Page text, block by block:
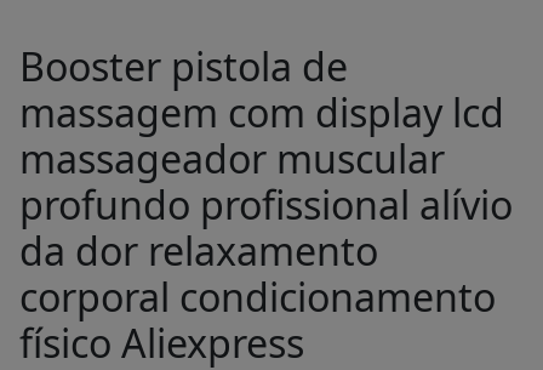
Booster pistola de
massagem com display lcd
massageador muscular
profundo profissional alívio
da dor relaxamento
corporal condicionamento
físico Aliexpress